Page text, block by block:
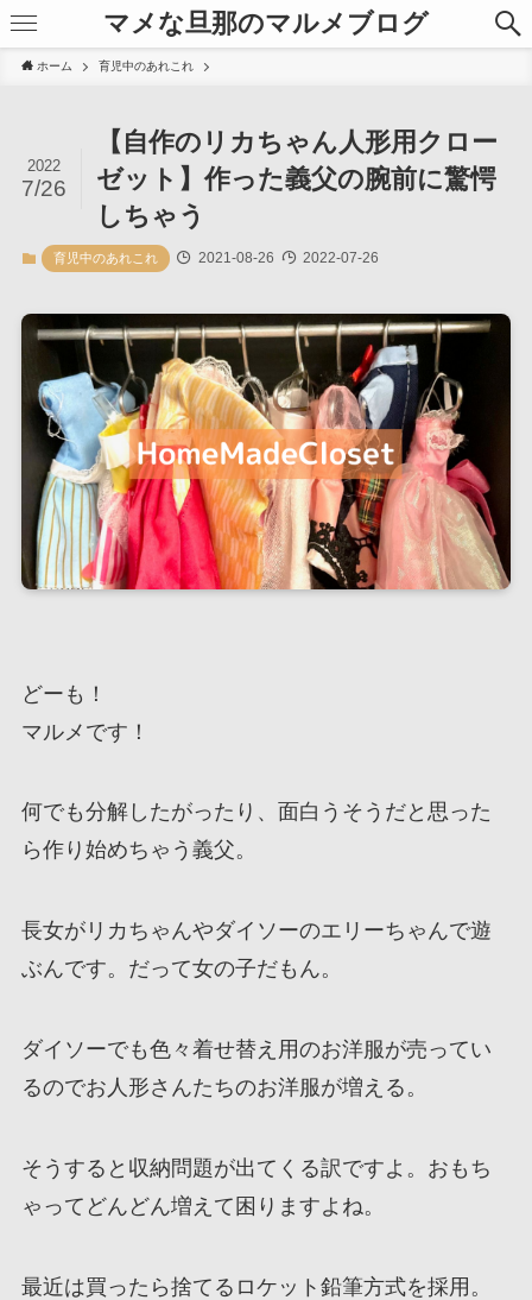
マメな旦那のマルメブログ
ホーム 育児中のあれこれ
【自作のリカちゃん人形用クロー
ゼット】作った義父の腕前に驚愕
しちゃう
2022
7/26
育児中のあれこれ 2021-08-26 2022-07-26
どーも！
マルメです！
何でも分解したがったり、面白うそうだと思った
ら作り始めちゃう義父。
長女がリカちゃんやダイソーのエリーちゃんで遊
ぶんです。だって女の子だもん。
ダイソーでも色々着せ替え用のお洋服が売ってい
るのでお人形さんたちのお洋服が増える。
そうすると収納問題が出てくる訳ですよ。おもち
ゃってどんどん増えて困りますよね。
最近は買ったら捨てるロケット鉛筆方式を採用。